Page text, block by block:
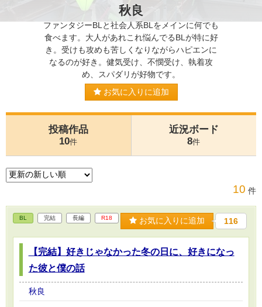
秋良
ファンタジーBLと社会人系BLをメインに何でも
食べます。大人があれこれ悩んでるBLが特に好
き。受けも攻めも苦しくなりながらハピエンに
なるのが好き。健気受け、不憫受け、執着攻
め、スパダリが好物です。
お気に入りに追加
投稿作品
10件
近況ボード
8件
10 件
BL 完結 長編 R18 お気に入りに追加 116
【完結】好きじゃなかった冬の日に、好きになっ
た彼と僕の話
秋良